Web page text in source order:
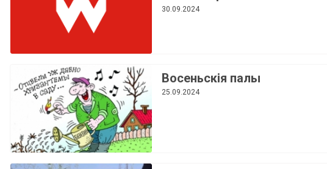
30.09.2024
Восеньскія палы
25.09.2024